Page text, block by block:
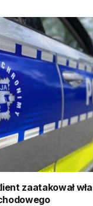
zaatakował